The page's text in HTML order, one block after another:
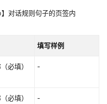
对话规则句子的页签内
填写样例
必填） -
必填） -